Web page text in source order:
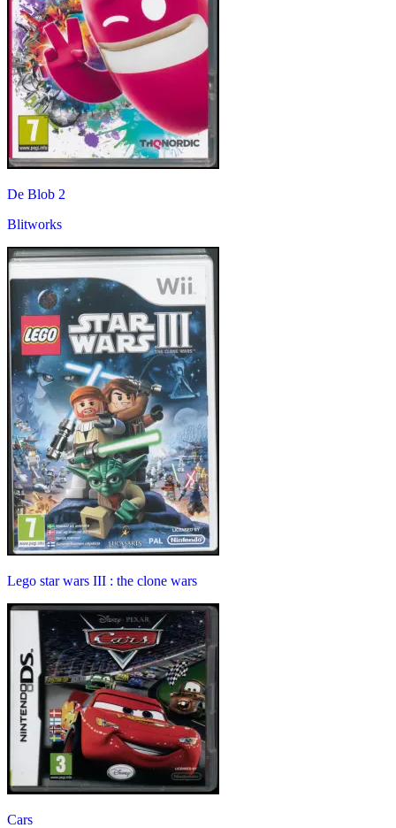
De Blob 2
Blitworks
Lego star wars III : the clone wars
Cars